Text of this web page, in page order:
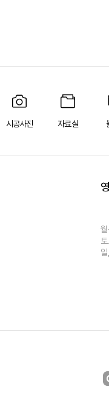
시공사진 자료실